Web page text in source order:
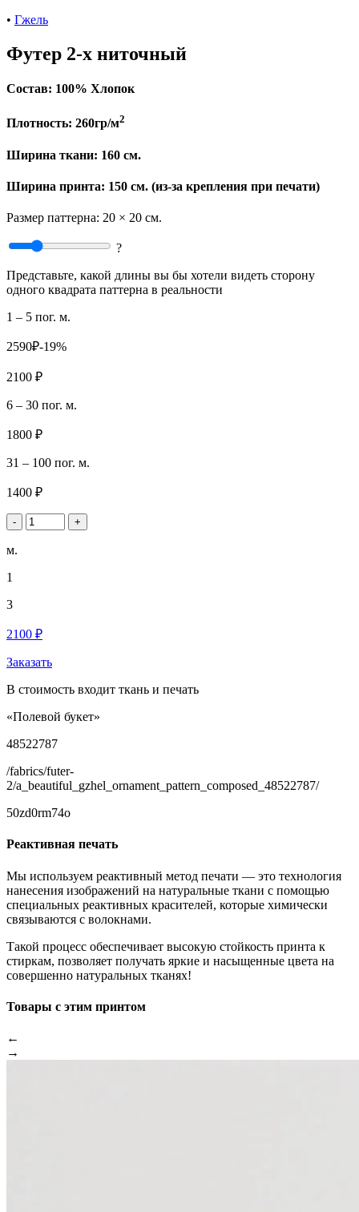
• Гжель
Футер 2-х ниточный
Состав: 100% Хлопок
Плотность: 260гр/м2
Ширина ткани: 160 см.
Ширина принта: 150 см. (из-за крепления при печати)
Размер паттерна: 20 × 20 см.
?
Представьте, какой длины вы бы хотели видеть сторону
одного квадрата паттерна в реальности
1 – 5 пог. м.
2590₽-19%
2100 ₽
6 – 30 пог. м.
1800 ₽
31 – 100 пог. м.
1400 ₽
- +
м.
1
3
2100 ₽
Заказать
В стоимость входит ткань и печать
«Полевой букет»
48522787
/fabrics/futer-
2/a_beautiful_gzhel_ornament_pattern_composed_48522787/
50zd0rm74o
Реактивная печать
Мы используем реактивный метод печати — это технология
нанесения изображений на натуральные ткани с помощью
специальных реактивных красителей, которые химически
связываются с волокнами.
Такой процесс обеспечивает высокую стойкость принта к
стиркам, позволяет получать яркие и насыщенные цвета на
совершенно натуральных тканях!
Товары с этим принтом
←
→